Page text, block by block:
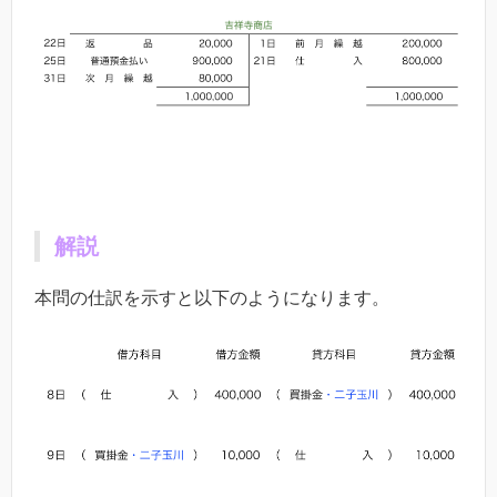
解説
本問の仕訳を示すと以下のようになります。